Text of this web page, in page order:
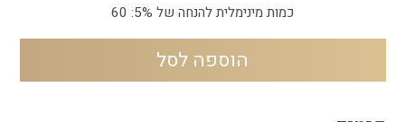
כרם תכלתכמות מינימלית להנחה של 5%: 60
הוספה לסל